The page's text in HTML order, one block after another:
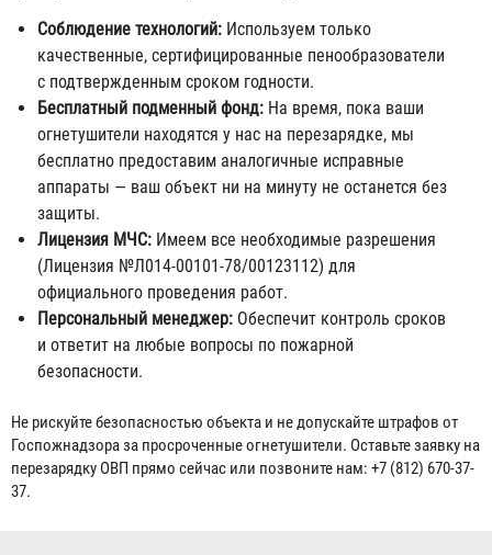
Соблюдение технологий: Используем только
качественные, сертифицированные пенообразователи
с подтвержденным сроком годности.
Бесплатный подменный фонд: На время, пока ваши
огнетушители находятся у нас на перезарядке, мы
бесплатно предоставим аналогичные исправные
аппараты — ваш объект ни на минуту не останется без
защиты.
Лицензия МЧС: Имеем все необходимые разрешения
(Лицензия №Л014-00101-78/00123112) для
официального проведения работ.
Персональный менеджер: Обеспечит контроль сроков
и ответит на любые вопросы по пожарной
безопасности.
Не рискуйте безопасностью объекта и не допускайте штрафов от
Госпожнадзора за просроченные огнетушители. Оставьте заявку на
перезарядку ОВП прямо сейчас или позвоните нам: +7 (812) 670-37-
37.